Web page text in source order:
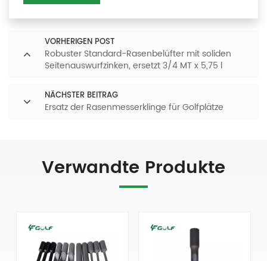
VORHERIGEN POST
Robuster Standard-Rasenbelüfter mit soliden
Seitenauswurfzinken, ersetzt 3/4 MT x 5,75 l
NÄCHSTER BEITRAG
Ersatz der Rasenmesserklinge für Golfplätze
Verwandte Produkte